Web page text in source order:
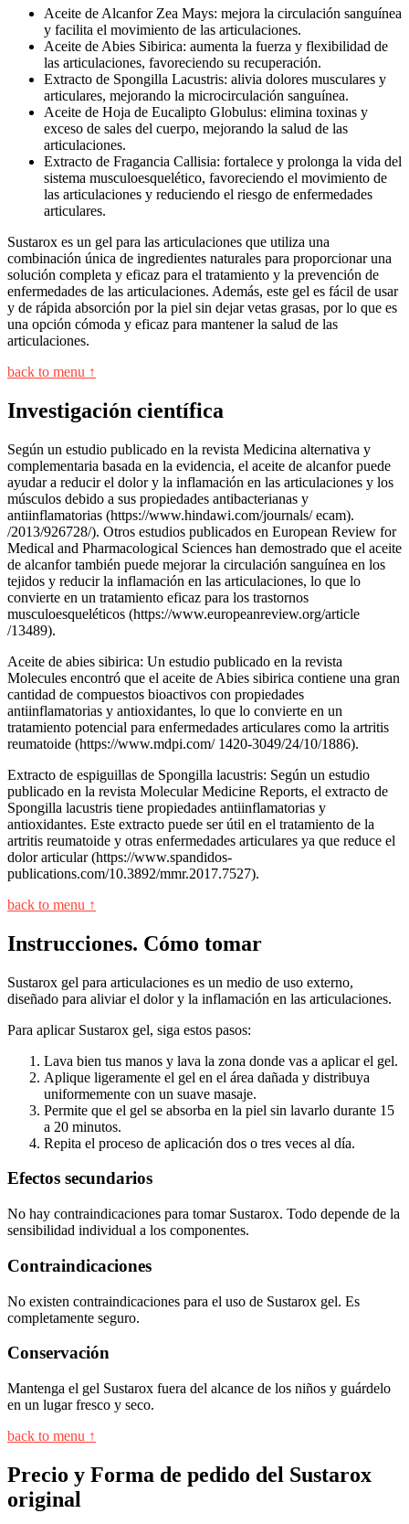
Aceite de Alcanfor Zea Mays: mejora la circulación sanguínea
y facilita el movimiento de las articulaciones.
Aceite de Abies Sibirica: aumenta la fuerza y flexibilidad de
las articulaciones, favoreciendo su recuperación.
Extracto de Spongilla Lacustris: alivia dolores musculares y
articulares, mejorando la microcirculación sanguínea.
Aceite de Hoja de Eucalipto Globulus: elimina toxinas y
exceso de sales del cuerpo, mejorando la salud de las
articulaciones.
Extracto de Fragancia Callisia: fortalece y prolonga la vida del
sistema musculoesquelético, favoreciendo el movimiento de
las articulaciones y reduciendo el riesgo de enfermedades
articulares.
Sustarox es un gel para las articulaciones que utiliza una
combinación única de ingredientes naturales para proporcionar una
solución completa y eficaz para el tratamiento y la prevención de
enfermedades de las articulaciones. Además, este gel es fácil de usar
y de rápida absorción por la piel sin dejar vetas grasas, por lo que es
una opción cómoda y eficaz para mantener la salud de las
articulaciones.
back to menu ↑
Investigación científica
Según un estudio publicado en la revista Medicina alternativa y
complementaria basada en la evidencia, el aceite de alcanfor puede
ayudar a reducir el dolor y la inflamación en las articulaciones y los
músculos debido a sus propiedades antibacterianas y
antiinflamatorias (https://www.hindawi.com/journals/ ecam).
/2013/926728/). Otros estudios publicados en European Review for
Medical and Pharmacological Sciences han demostrado que el aceite
de alcanfor también puede mejorar la circulación sanguínea en los
tejidos y reducir la inflamación en las articulaciones, lo que lo
convierte en un tratamiento eficaz para los trastornos
musculoesqueléticos (https://www.europeanreview.org/article
/13489).
Aceite de abies sibirica: Un estudio publicado en la revista
Molecules encontró que el aceite de Abies sibirica contiene una gran
cantidad de compuestos bioactivos con propiedades
antiinflamatorias y antioxidantes, lo que lo convierte en un
tratamiento potencial para enfermedades articulares como la artritis
reumatoide (https://www.mdpi.com/ 1420-3049/24/10/1886).
Extracto de espiguillas de Spongilla lacustris: Según un estudio
publicado en la revista Molecular Medicine Reports, el extracto de
Spongilla lacustris tiene propiedades antiinflamatorias y
antioxidantes. Este extracto puede ser útil en el tratamiento de la
artritis reumatoide y otras enfermedades articulares ya que reduce el
dolor articular (https://www.spandidos-
publications.com/10.3892/mmr.2017.7527).
back to menu ↑
Instrucciones. Cómo tomar
Sustarox gel para articulaciones es un medio de uso externo,
diseñado para aliviar el dolor y la inflamación en las articulaciones.
Para aplicar Sustarox gel, siga estos pasos:
Lava bien tus manos y lava la zona donde vas a aplicar el gel.
Aplique ligeramente el gel en el área dañada y distribuya
uniformemente con un suave masaje.
Permite que el gel se absorba en la piel sin lavarlo durante 15
a 20 minutos.
Repita el proceso de aplicación dos o tres veces al día.
Efectos secundarios
No hay contraindicaciones para tomar Sustarox. Todo depende de la
sensibilidad individual a los componentes.
Contraindicaciones
No existen contraindicaciones para el uso de Sustarox gel. Es
completamente seguro.
Conservación
Mantenga el gel Sustarox fuera del alcance de los niños y guárdelo
en un lugar fresco y seco.
back to menu ↑
Precio y Forma de pedido del Sustarox
original